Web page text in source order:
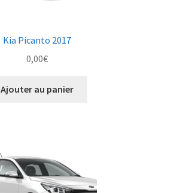
Kia Picanto 2017
0,00€
Ajouter au panier